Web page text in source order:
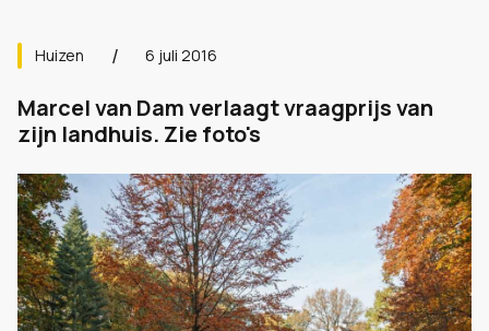
Huizen 6 juli 2016
Marcel van Dam verlaagt vraagprijs van
zijn landhuis. Zie foto's